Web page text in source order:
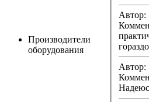
Производители
оборудования
Автор:
Автор:
Комментарий: